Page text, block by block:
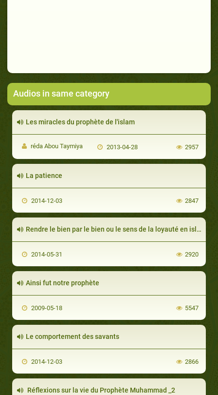
Audios in same category
Les miracles du prophète de l'islam
réda Abou Taymiya 2013-04-28 2957
La patience
2014-12-03 2847
Rendre le bien par le bien ou le sens de la loyauté en islam
2014-05-31 2920
Ainsi fut notre prophète
2009-05-18 5547
Le comportement des savants
2014-12-03 2866
Réflexions sur la vie du Prophète Muhammad _2